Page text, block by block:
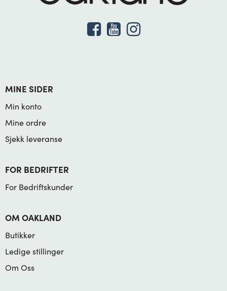
MINE SIDER
Min konto
Mine ordre
Sjekk leveranse
FOR BEDRIFTER
For Bedriftskunder
OM OAKLAND
Butikker
Ledige stillinger
Om Oss